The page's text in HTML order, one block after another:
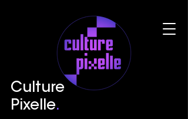
Culture
Pixelle.